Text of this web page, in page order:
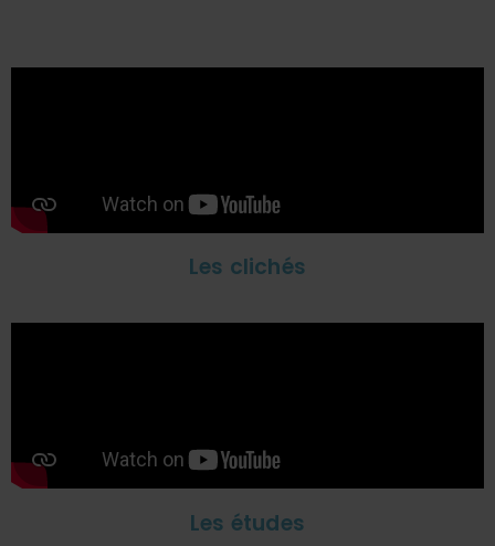
Les clichés
Les études